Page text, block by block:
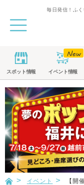
毎日発信！ふ
スポット情報 イベント情報
イベント 【開